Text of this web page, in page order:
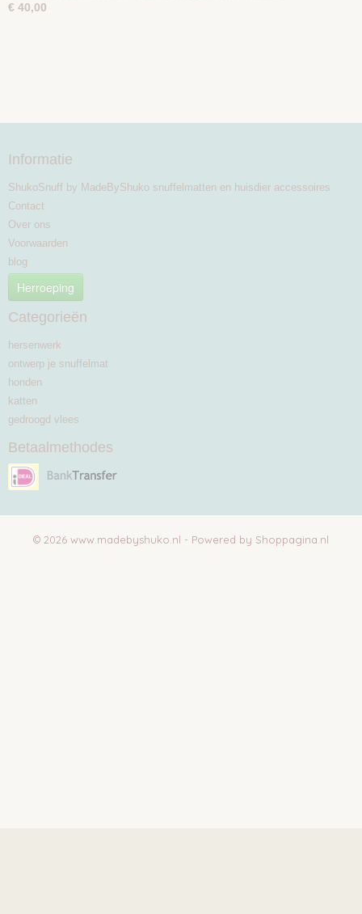
€ 40,00
Informatie
ShukoSnuff by MadeByShuko snuffelmatten en huisdier accessoires
Contact
Over ons
Voorwaarden
blog
Herroeping
Categorieën
hersenwerk
ontwerp je snuffelmat
honden
katten
gedroogd vlees
Betaalmethodes
© 2026 www.madebyshuko.nl - Powered by Shoppagina.nl